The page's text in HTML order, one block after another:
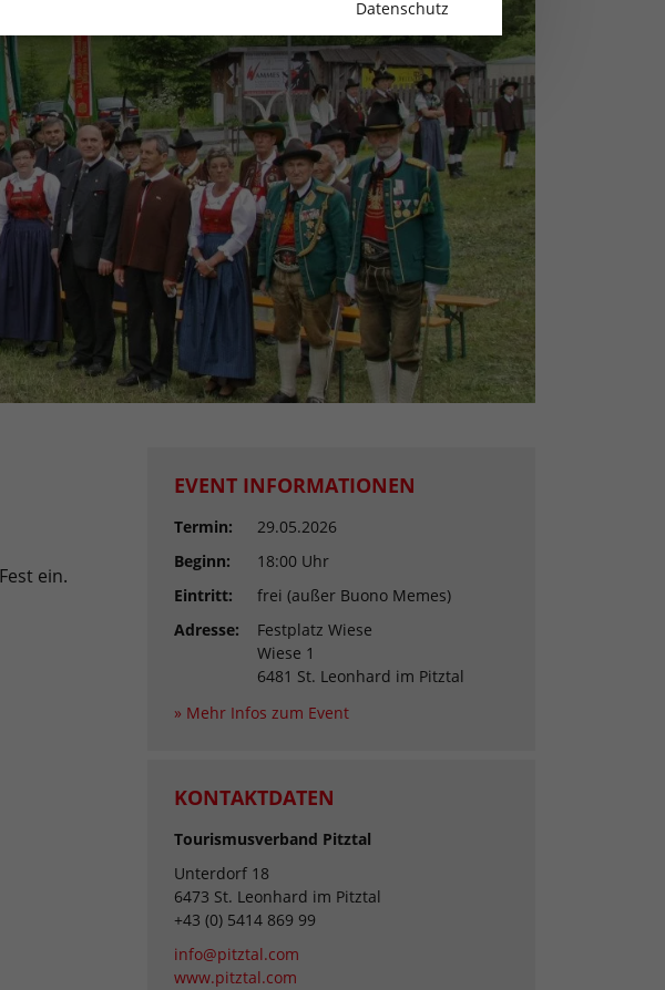
ein.
EVENT INFORMATIONEN
Termin:
29.05.2026
Beginn:
18:00 Uhr
Eintritt:
frei (außer Buono Memes)
Adresse:
Festplatz Wiese
Wiese 1
6481 St. Leonhard im Pitztal
» Mehr Infos zum Event
KONTAKTDATEN
Tourismusverband Pitztal
Unterdorf 18
6473 St. Leonhard im Pitztal
+43 (0) 5414 869 99
info@pitztal.com
www.pitztal.com
Datenschutz